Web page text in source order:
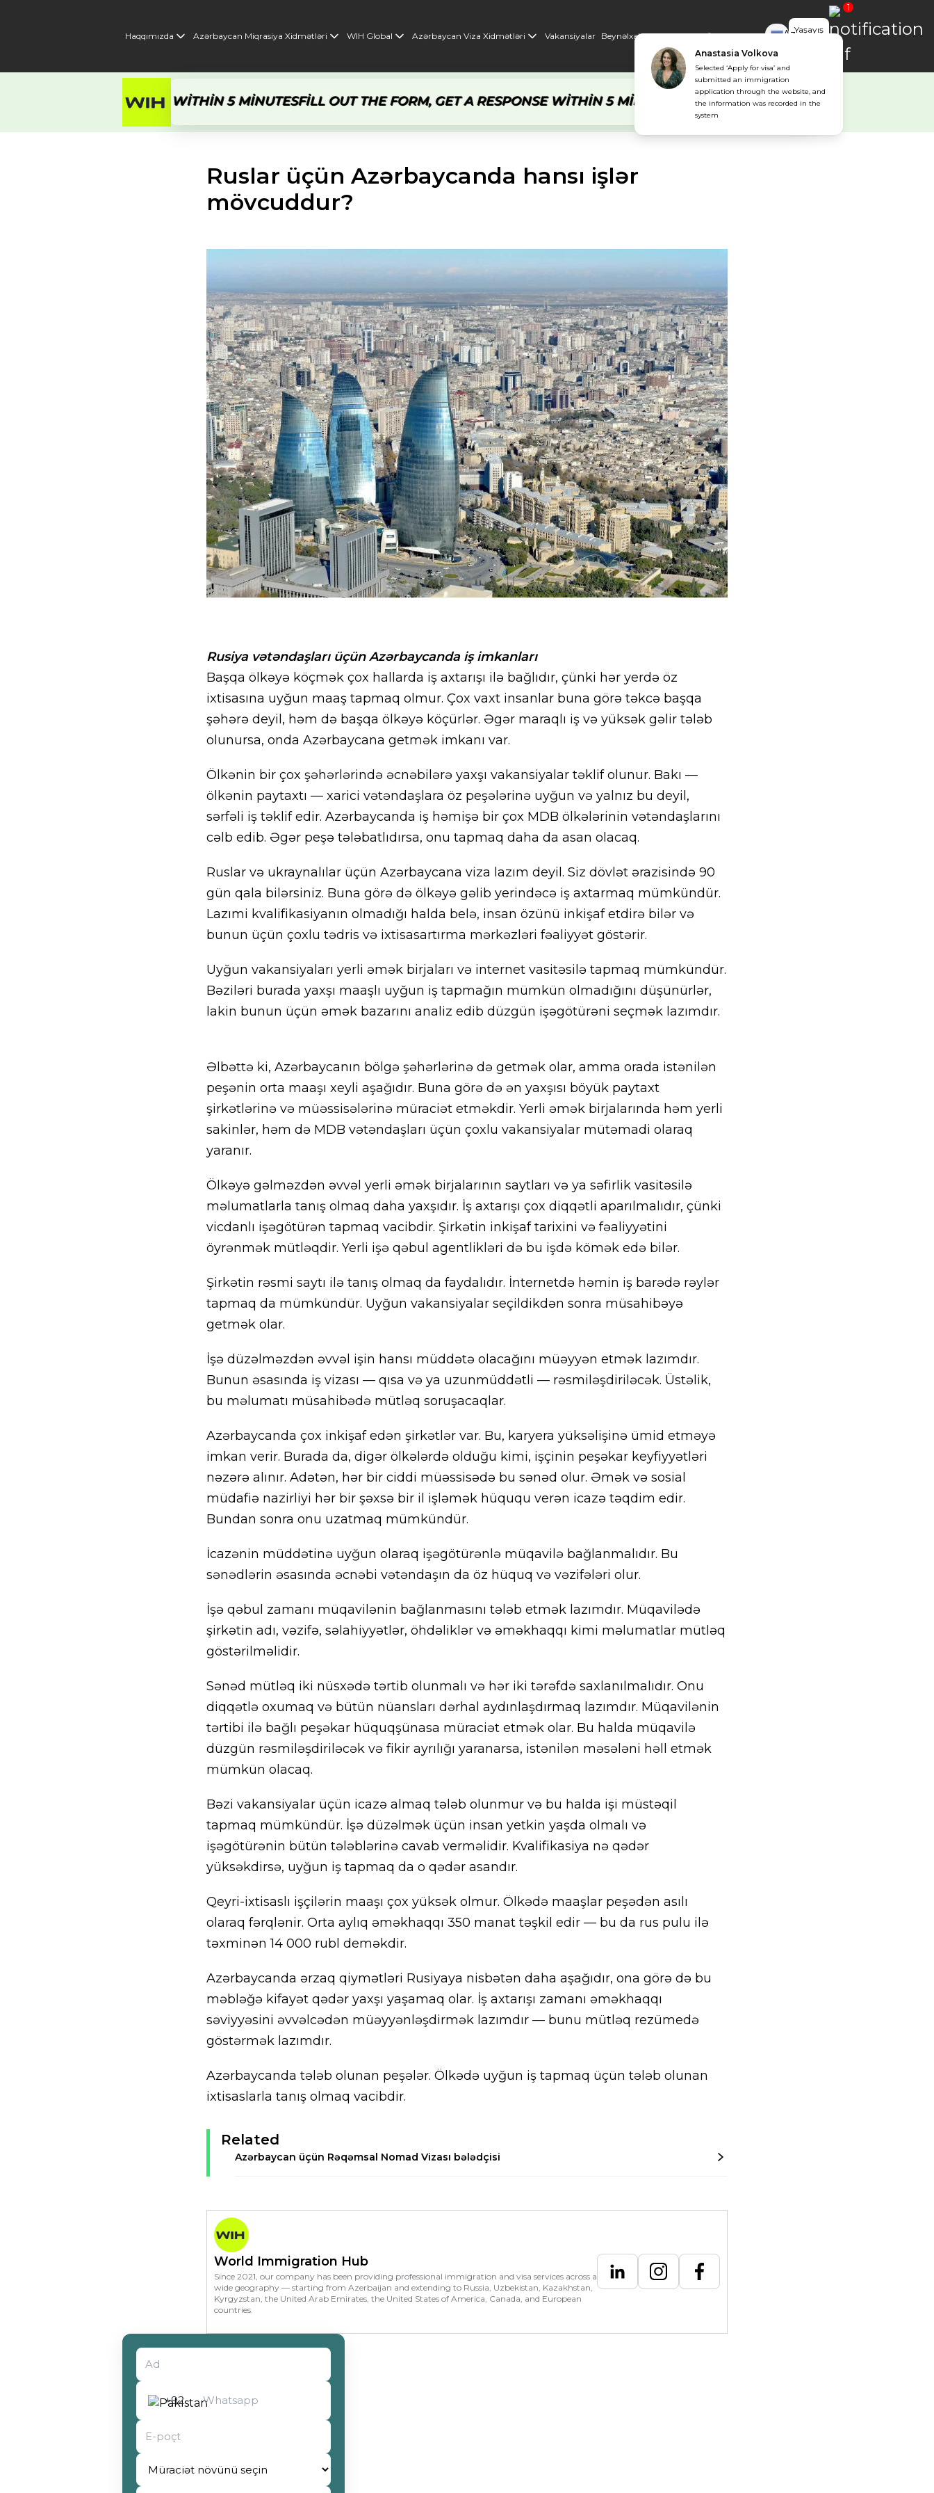
Haqqımızda Azərbaycan Miqrasiya Xidmətləri WIH Global Azərbaycan Viza Xidmətləri Vakansiyalar Beynəlxalq Mütəxəssislər Əlaqə Forma Az
ru
Yaşayış
1
A RESPONSE WITHIN 5 MINUTESFILL OUT THE FORM, GET A RESPONSE WITHIN 5 MINUTESFILL OUT THE FORM, GET A RESPONSE WITHIN
Ruslar üçün Azərbaycanda hansı işlər
mövcuddur?
Rusiya vətəndaşları üçün Azərbaycanda iş imkanları
Başqa ölkəyə köçmək çox hallarda iş axtarışı ilə bağlıdır, çünki hər yerdə öz
ixtisasına uyğun maaş tapmaq olmur. Çox vaxt insanlar buna görə təkcə başqa
şəhərə deyil, həm də başqa ölkəyə köçürlər. Əgər maraqlı iş və yüksək gəlir tələb
olunursa, onda Azərbaycana getmək imkanı var.
Ölkənin bir çox şəhərlərində əcnəbilərə yaxşı vakansiyalar təklif olunur. Bakı —
ölkənin paytaxtı — xarici vətəndaşlara öz peşələrinə uyğun və yalnız bu deyil,
sərfəli iş təklif edir. Azərbaycanda iş həmişə bir çox MDB ölkələrinin vətəndaşlarını
cəlb edib. Əgər peşə tələbatlıdırsa, onu tapmaq daha da asan olacaq.
Ruslar və ukraynalılar üçün Azərbaycana viza lazım deyil. Siz dövlət ərazisində 90
gün qala bilərsiniz. Buna görə də ölkəyə gəlib yerindəcə iş axtarmaq mümkündür.
Lazımi kvalifikasiyanın olmadığı halda belə, insan özünü inkişaf etdirə bilər və
bunun üçün çoxlu tədris və ixtisasartırma mərkəzləri fəaliyyət göstərir.
Uyğun vakansiyaları yerli əmək birjaları və internet vasitəsilə tapmaq mümkündür.
Bəziləri burada yaxşı maaşlı uyğun iş tapmağın mümkün olmadığını düşünürlər,
lakin bunun üçün əmək bazarını analiz edib düzgün işəgötürəni seçmək lazımdır.
Əlbəttə ki, Azərbaycanın bölgə şəhərlərinə də getmək olar, amma orada istənilən
peşənin orta maaşı xeyli aşağıdır. Buna görə də ən yaxşısı böyük paytaxt
şirkətlərinə və müəssisələrinə müraciət etməkdir. Yerli əmək birjalarında həm yerli
sakinlər, həm də MDB vətəndaşları üçün çoxlu vakansiyalar mütəmadi olaraq
yaranır.
Ölkəyə gəlməzdən əvvəl yerli əmək birjalarının saytları və ya səfirlik vasitəsilə
məlumatlarla tanış olmaq daha yaxşıdır. İş axtarışı çox diqqətli aparılmalıdır, çünki
vicdanlı işəgötürən tapmaq vacibdir. Şirkətin inkişaf tarixini və fəaliyyətini
öyrənmək mütləqdir. Yerli işə qəbul agentlikləri də bu işdə kömək edə bilər.
Şirkətin rəsmi saytı ilə tanış olmaq da faydalıdır. İnternetdə həmin iş barədə rəylər
tapmaq da mümkündür. Uyğun vakansiyalar seçildikdən sonra müsahibəyə
getmək olar.
İşə düzəlməzdən əvvəl işin hansı müddətə olacağını müəyyən etmək lazımdır.
Bunun əsasında iş vizası — qısa və ya uzunmüddətli — rəsmiləşdiriləcək. Üstəlik,
bu məlumatı müsahibədə mütləq soruşacaqlar.
Azərbaycanda çox inkişaf edən şirkətlər var. Bu, karyera yüksəlişinə ümid etməyə
imkan verir. Burada da, digər ölkələrdə olduğu kimi, işçinin peşəkar keyfiyyətləri
nəzərə alınır. Adətən, hər bir ciddi müəssisədə bu sənəd olur. Əmək və sosial
müdafiə nazirliyi hər bir şəxsə bir il işləmək hüququ verən icazə təqdim edir.
Bundan sonra onu uzatmaq mümkündür.
İcazənin müddətinə uyğun olaraq işəgötürənlə müqavilə bağlanmalıdır. Bu
sənədlərin əsasında əcnəbi vətəndaşın da öz hüquq və vəzifələri olur.
İşə qəbul zamanı müqavilənin bağlanmasını tələb etmək lazımdır. Müqavilədə
şirkətin adı, vəzifə, səlahiyyətlər, öhdəliklər və əməkhaqqı kimi məlumatlar mütləq
göstərilməlidir.
Sənəd mütləq iki nüsxədə tərtib olunmalı və hər iki tərəfdə saxlanılmalıdır. Onu
diqqətlə oxumaq və bütün nüansları dərhal aydınlaşdırmaq lazımdır. Müqavilənin
tərtibi ilə bağlı peşəkar hüquqşünasa müraciət etmək olar. Bu halda müqavilə
düzgün rəsmiləşdiriləcək və fikir ayrılığı yaranarsa, istənilən məsələni həll etmək
mümkün olacaq.
Bəzi vakansiyalar üçün icazə almaq tələb olunmur və bu halda işi müstəqil
tapmaq mümkündür. İşə düzəlmək üçün insan yetkin yaşda olmalı və
işəgötürənin bütün tələblərinə cavab verməlidir. Kvalifikasiya nə qədər
yüksəkdirsə, uyğun iş tapmaq da o qədər asandır.
Qeyri-ixtisaslı işçilərin maaşı çox yüksək olmur. Ölkədə maaşlar peşədən asılı
olaraq fərqlənir. Orta aylıq əməkhaqqı 350 manat təşkil edir — bu da rus pulu ilə
təxminən 14 000 rubl deməkdir.
Azərbaycanda ərzaq qiymətləri Rusiyaya nisbətən daha aşağıdır, ona görə də bu
məbləğə kifayət qədər yaxşı yaşamaq olar. İş axtarışı zamanı əməkhaqqı
səviyyəsini əvvəlcədən müəyyənləşdirmək lazımdır — bunu mütləq rezümedə
göstərmək lazımdır.
Azərbaycanda tələb olunan peşələr. Ölkədə uyğun iş tapmaq üçün tələb olunan
ixtisaslarla tanış olmaq vacibdir.
Related
Azərbaycan üçün Rəqəmsal Nomad Vizası bələdçisi
World Immigration Hub
Since 2021, our company has been providing professional immigration and visa services across a
wide geography — starting from Azerbaijan and extending to Russia, Uzbekistan, Kazakhstan,
Kyrgyzstan, the United Arab Emirates, the United States of America, Canada, and European
countries.
+92
Müraciət növünü seçin